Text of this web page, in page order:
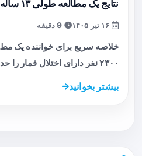
نتایج یک مطالعه طولی ۱۳ ساله
خلاصه سریع برای خواننده یک
۲۳۰۰ نفر دارای اختلال قمار را حدود ۱۳ سال…
بیشتر بخوانید